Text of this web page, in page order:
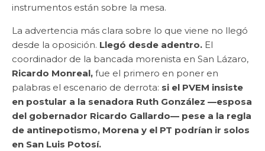
instrumentos están sobre la mesa.
La advertencia más clara sobre lo que viene no llegó
desde la oposición. Llegó desde adentro. El
coordinador de la bancada morenista en San Lázaro,
Ricardo Monreal, fue el primero en poner en
palabras el escenario de derrota: si el PVEM insiste
en postular a la senadora Ruth González —esposa
del gobernador Ricardo Gallardo— pese a la regla
de antinepotismo, Morena y el PT podrían ir solos
en San Luis Potosí.